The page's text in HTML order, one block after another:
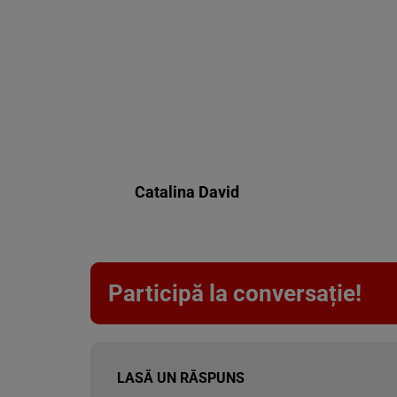
Catalina David
Participă la conversație!
LASĂ UN RĂSPUNS